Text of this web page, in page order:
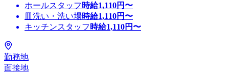
ホールスタッフ 時給1,110円〜
皿洗い・洗い場時給1,110円〜
キッチンスタッフ 時給1,110円〜
勤務地
面接地